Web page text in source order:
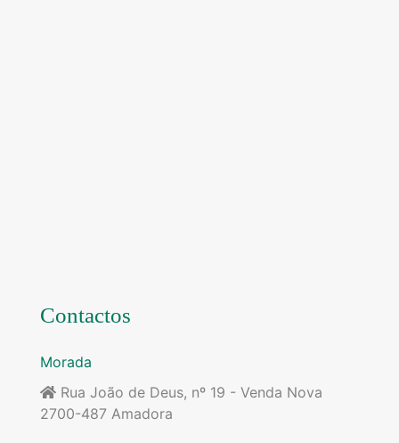
Contactos
Morada
Rua João de Deus, nº 19 - Venda Nova
2700-487 Amadora